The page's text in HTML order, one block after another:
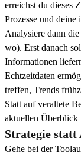
erreichst du dieses
Prozesse und
Analysiere dann
wo). Erst danach
Informationen
Echtzeitdaten
treffen, Trends
Statt auf veraltete
aktuellen Überblick
Strategie
Gehe bei der